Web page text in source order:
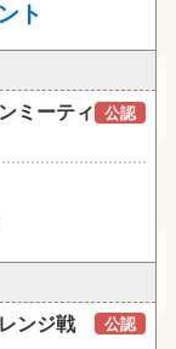
ト
ミーティ
公認
ンジ戦
公認